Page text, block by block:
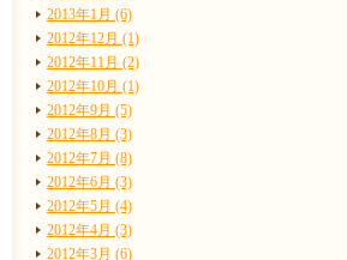
2013年1月 (6)
2012年12月 (1)
2012年11月 (2)
2012年10月 (1)
2012年9月 (5)
2012年8月 (3)
2012年7月 (8)
2012年6月 (3)
2012年5月 (4)
2012年4月 (3)
2012年3月 (6)